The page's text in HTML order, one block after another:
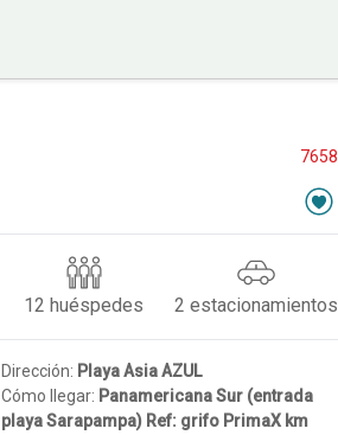
7658
12 huéspedes 2 estacionamientos
Dirección: Playa Asia AZUL
Cómo llegar: Panamericana Sur (entrada
playa Sarapampa) Ref: grifo PrimaX km